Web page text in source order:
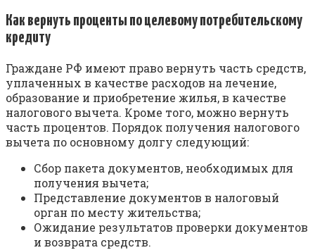
Как вернуть проценты по целевому потребительскому
кредиту
Граждане РФ имеют право вернуть часть средств,
уплаченных в качестве расходов на лечение,
образование и приобретение жилья, в качестве
налогового вычета. Кроме того, можно вернуть
часть процентов. Порядок получения налогового
вычета по основному долгу следующий:
Сбор пакета документов, необходимых для
получения вычета;
Представление документов в налоговый
орган по месту жительства;
Ожидание результатов проверки документов
и возврата средств.